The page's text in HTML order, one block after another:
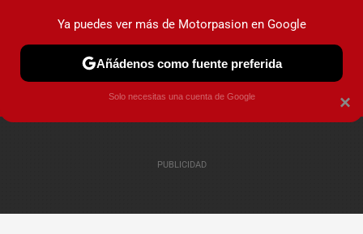
PRUEBAS COCHES ELÉCTRICOS OBSERVATORIO
×
Ya puedes ver más de Motorpasion en Google
Añádenos como fuente preferida
Solo necesitas una cuenta de Google